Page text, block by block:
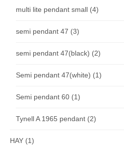
multi lite pendant small (4)
semi pendant 47 (3)
semi pendant 47(black) (2)
Semi pendant 47(white) (1)
Semi pendant 60 (1)
Tynell A 1965 pendant (2)
HAY (1)